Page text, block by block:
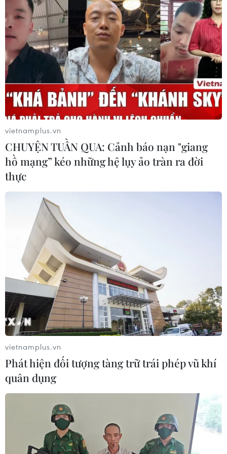
Hà Nội kiên quyết xử lý vi phạm tại
hồ Đồng Đò
08/08/2026 03:29
65 năm thảm họa da cam: Tiếp nối
công lý, sẻ chia nỗi đau
Vĩnh Long: Còn thông tin là còn tìm
kiếm, không bỏ sót hài cốt liệt sỹ
08/08/2026 03:23
Kết luận số 75-KL/TW: Cà Mau chủ
động thích ứng với biến đổi khí hậu
08/08/2026 02:53
Hà Nội sắp xếp trường học - cuộc
chuyển đổi về tư duy quản trị giáo
dục
08/08/2026 02:51
Metro Nhổn-Ga Hà Nội đã “cõng”
08/08/2026 02:13
vietnamplus.vn
CHUYỆN TUẦN QUA: Cảnh báo nạn "giang
hồ mạng” kéo những hệ lụy ảo tràn ra đời
thực
vietnamplus.vn
Phát hiện đối tượng tàng trữ trái phép vũ khí
quân dụng